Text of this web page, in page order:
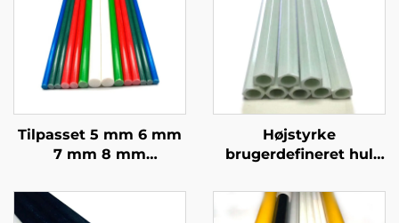
Tilpasset 5 mm 6 mm
7 mm 8 mm
GFRP Pultrusion Solid
Fiberglas Pæl til
Højstyrke
brugerdefineret hul
farve højtydende FRP
rør